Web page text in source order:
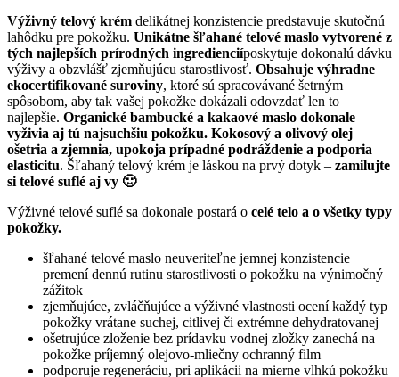
Výživný telový krém delikátnej konzistencie predstavuje skutočnú
lahôdku pre pokožku. Unikátne šľahané telové maslo vytvorené z
tých najlepších prírodných ingredienciíposkytuje dokonalú dávku
výživy a obzvlášť zjemňujúcu starostlivosť. Obsahuje výhradne
ekocertifikované suroviny, ktoré sú spracovávané šetrným
spôsobom, aby tak vašej pokožke dokázali odovzdať len to
najlepšie. Organické bambucké a kakaové maslo dokonale
vyživia aj tú najsuchšiu pokožku. Kokosový a olivový olej
ošetria a zjemnia, upokoja prípadné podráždenie a podporia
elasticitu. Šľahaný telový krém je láskou na prvý dotyk – zamilujte
si telové suflé aj vy 🙂
Výživné telové suflé sa dokonale postará o celé telo a o všetky typy
pokožky.
šľahané telové maslo neuveriteľne jemnej konzistencie
premení dennú rutinu starostlivosti o pokožku na výnimočný
zážitok
zjemňujúce, zvláčňujúce a výživné vlastnosti ocení každý typ
pokožky vrátane suchej, citlivej či extrémne dehydratovanej
ošetrujúce zloženie bez prídavku vodnej zložky zanechá na
pokožke príjemný olejovo-mliečny ochranný film
podporuje regeneráciu, pri aplikácii na mierne vlhkú pokožku